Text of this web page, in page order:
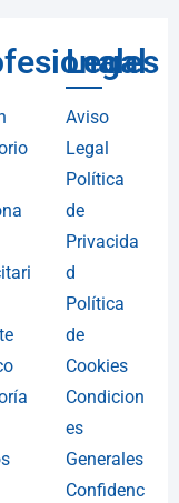
Legal
Aviso
Legal
Política
de
Privacida
d
Política
de
Cookies
Condicion
es
Generales
Confidenc